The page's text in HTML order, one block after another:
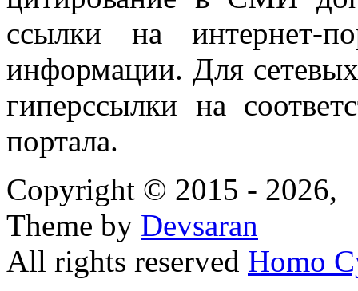
ссылки на интернет-
информации. Для
гиперссылки на
портала.
Copyright © 2015 - 2026,
Theme by Devsaran
All rights reserved Homo